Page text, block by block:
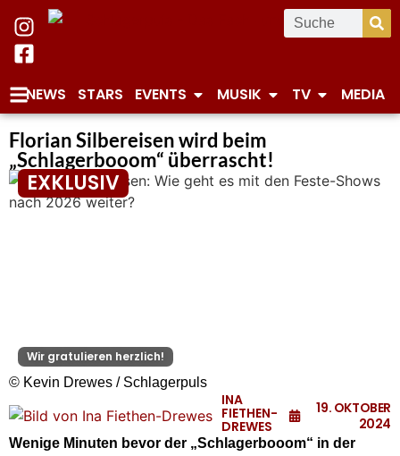
NEWS STARS EVENTS MUSIK TV MEDIA
Florian Silbereisen wird beim
„Schlagerbooom“ überrascht!
EXKLUSIV
Wir gratulieren herzlich!
© Kevin Drewes / Schlagerpuls
INA
FIETHEN-
DREWES
19. OKTOBER
2024
Wenige Minuten bevor der „Schlagerbooom“ in der